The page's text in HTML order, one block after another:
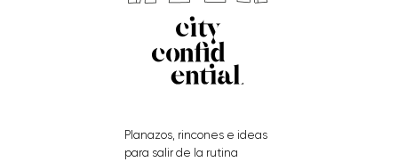
Planazos, rincones e ideas
para salir de la rutina